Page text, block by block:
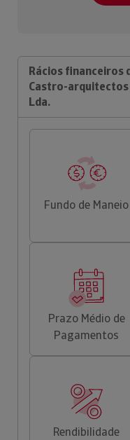
Rácios financeiros
Castro-arquitectos
Lda.
Fundo de Maneio
Prazo Médio de
Pagamentos
Rendibilidade